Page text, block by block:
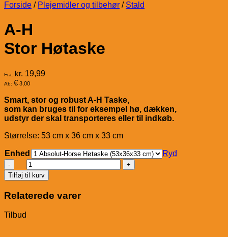
Forside / Plejemidler og tilbehør / Stald
A-H
Stor Høtaske
Fra: kr. 19,99
Ab: € 3,00
Smart, stor og robust A-H Taske,
som kan bruges til for eksempel hø, dækken,
udstyr der skal transporteres eller til indkøb.
Størrelse: 53 cm x 36 cm x 33 cm
Enhed
Ryd
H
Stor
Høtaske
antal
Tilføj til kurv
Relaterede varer
Tilbud